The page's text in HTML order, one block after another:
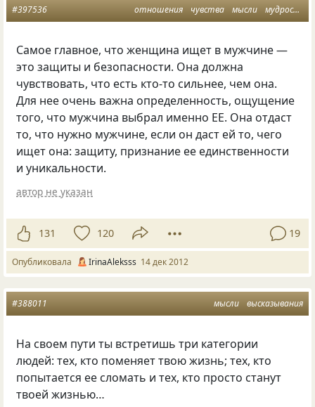
отношения чувства мысли мудрость
#397536
Самое главное, что женщина ищет в мужчине —
это защиты и безопасности. Она должна
чувствовать, что есть кто-то сильнее, чем она.
Для нее очень важна определенность, ощущение
того, что мужчина выбрал именно ЕЕ. Она отдаст
то, что нужно мужчине, если он даст ей то, чего
ищет она: защиту, признание ее единственности
и уникальности.
автор не указан
131 120 19
Опубликовала IrinaAleksss 14 дек 2012
мысли высказывания
#388011
На своем пути ты встретишь три категории
людей: тех, кто поменяет твою жизнь; тех, кто
попытается ее сломать и тех, кто просто станут
твоей жизнью…